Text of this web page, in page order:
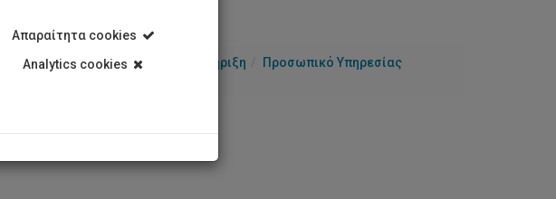
και Τεχνολογίας Υποστήριξη
Προσωπικό Υπηρεσίας
Απαραίτητα cookies
Analytics cookies